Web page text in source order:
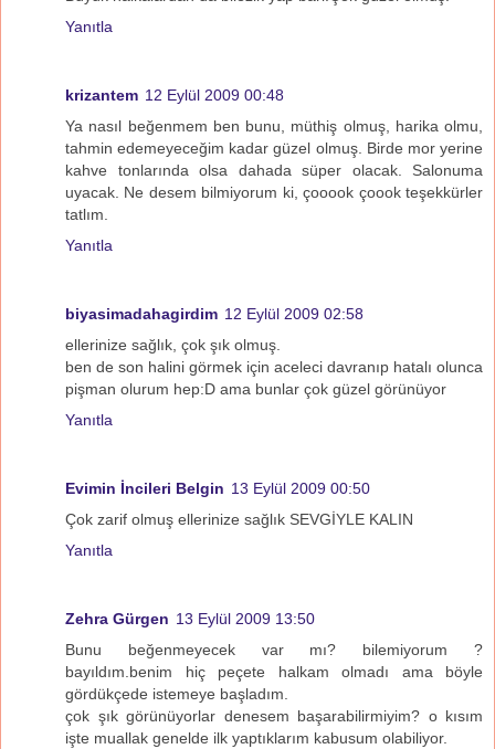
Yanıtla
krizantem 12 Eylül 2009 00:48
Ya nasıl beğenmem ben bunu, müthiş olmuş, harika olmu,
tahmin edemeyeceğim kadar güzel olmuş. Birde mor yerine
kahve tonlarında olsa dahada süper olacak. Salonuma
uyacak. Ne desem bilmiyorum ki, çooook çoook teşekkürler
tatlım.
Yanıtla
biyasimadahagirdim 12 Eylül 2009 02:58
ellerinize sağlık, çok şık olmuş.
ben de son halini görmek için aceleci davranıp hatalı olunca
pişman olurum hep:D ama bunlar çok güzel görünüyor
Yanıtla
Evimin İncileri Belgin 13 Eylül 2009 00:50
Çok zarif olmuş ellerinize sağlık SEVGİYLE KALIN
Yanıtla
Zehra Gürgen 13 Eylül 2009 13:50
Bunu beğenmeyecek var mı? bilemiyorum ?
bayıldım.benim hiç peçete halkam olmadı ama böyle
gördükçede istemeye başladım.
çok şık görünüyorlar denesem başarabilirmiyim? o kısım
işte muallak genelde ilk yaptıklarım kabusum olabiliyor.